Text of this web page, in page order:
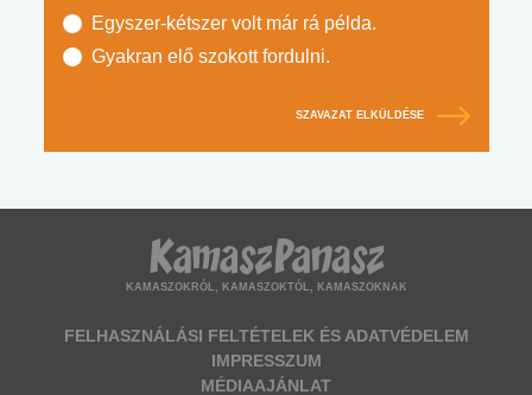
Egyszer-kétszer volt már rá példa.
Gyakran elő szokott fordulni.
SZAVAZAT ELKÜLDÉSE
KAMASZOKRÓL, KAMASZOKTÓL, KAMASZOKNAK
FELHASZNÁLÁSI FELTÉTELEK ÉS ADATVÉDELEM
IMPRESSZUM
MÉDIAAJÁNLAT